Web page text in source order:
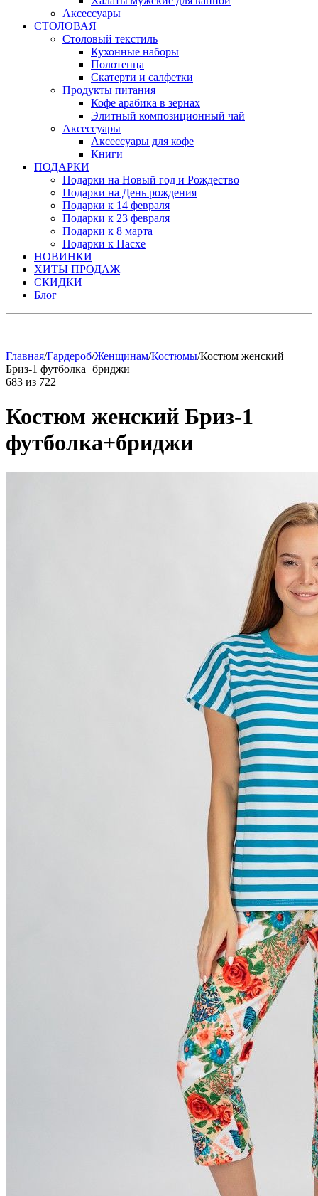
Аксессуары
СТОЛОВАЯ
Столовый текстиль
Кухонные наборы
Полотенца
Скатерти и салфетки
Продукты питания
Кофе арабика в зернах
Элитный композиционный чай
Аксессуары
Аксессуары для кофе
Книги
ПОДАРКИ
Подарки на Новый год и Рождество
Подарки на День рождения
Подарки к 14 февраля
Подарки к 23 февраля
Подарки к 8 марта
Подарки к Пасхе
НОВИНКИ
ХИТЫ ПРОДАЖ
СКИДКИ
Блог
Главная/Гардероб/Женщинам/Костюмы/Костюм женский
Бриз-1 футболка+бриджи
683 из 722
Костюм женский Бриз-1
футболка+бриджи